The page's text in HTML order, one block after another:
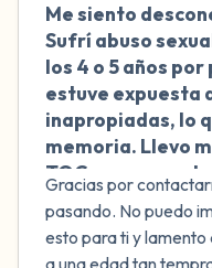
Me siento
Sufrí abuso
los 4 o 5 años
estuve expuesta
inapropiadas, lo
memoria. Llevo
TOC severo
recuerdos y en la
dudas obsesivas
ver contenido
Gracias por
pasando. No puedo
esto para ti y lamento
a una edad tan